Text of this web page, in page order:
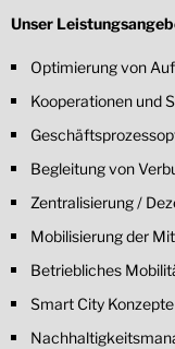
Unser
Optimierung von
Kooperationen und
Begleitung von
Zentralisierung /
Mobilisierung der
Betriebliches
Smart City